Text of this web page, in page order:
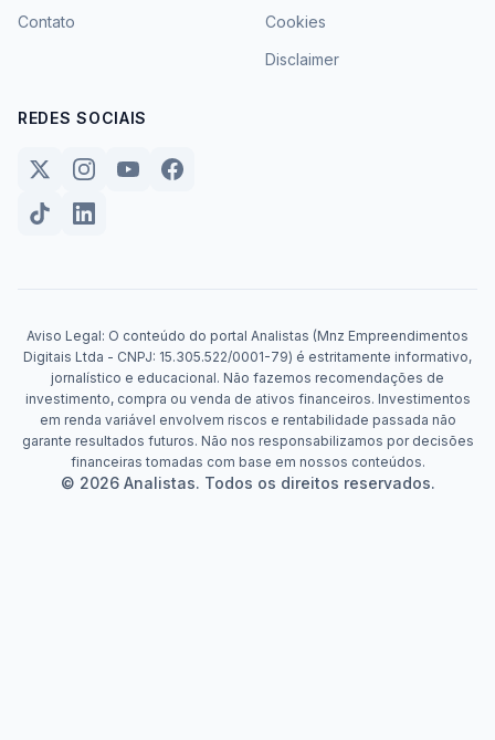
Contato
Cookies
Disclaimer
REDES SOCIAIS
Aviso Legal: O conteúdo do portal Analistas (Mnz Empreendimentos
Digitais Ltda - CNPJ: 15.305.522/0001-79) é estritamente informativo,
jornalístico e educacional. Não fazemos recomendações de
investimento, compra ou venda de ativos financeiros. Investimentos
em renda variável envolvem riscos e rentabilidade passada não
garante resultados futuros. Não nos responsabilizamos por decisões
financeiras tomadas com base em nossos conteúdos.
© 2026 Analistas. Todos os direitos reservados.